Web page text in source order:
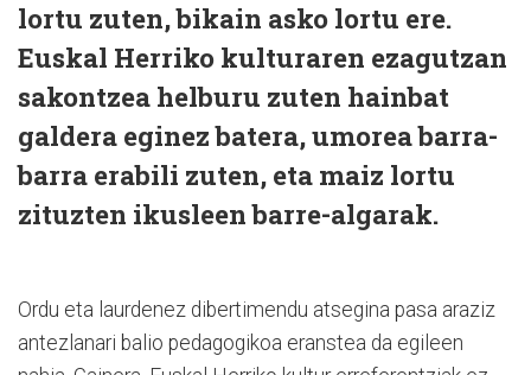
lortu zuten, bikain asko lortu ere.
Euskal Herriko kulturaren ezagutzan
sakontzea helburu zuten hainbat
galdera eginez batera, umorea barra-
barra erabili zuten, eta maiz lortu
zituzten ikusleen barre-algarak.
Ordu eta laurdenez dibertimendu atsegina pasa araziz
antezlanari balio pedagogikoa eranstea da egileen